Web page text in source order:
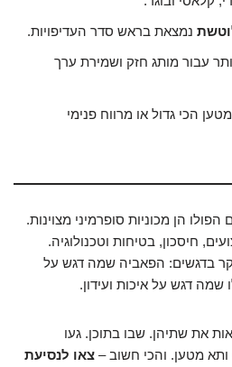
נמצאת בראש סדר העדיפויות.
עבור מותג חזק ושמירת ערך
הכי גדול או מרווח פנימי
הן מכוניות סופרמיני מצוינות.
חיסכון, בטיחות וטכנולוגיה.
בדגשים: הפאביה שמה דגש על
שמה דגש על איכות ועידון.
את שתיהן. שבו בתוכן. געו
מטען. והכי חשוב – צאו לנסיעת